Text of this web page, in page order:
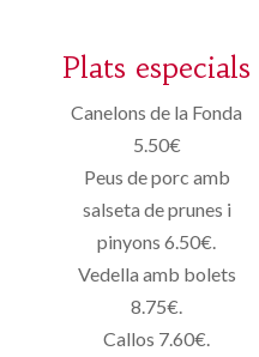
Plats especials
Canelons de la Fonda
5.50€
Peus de porc amb
salseta de prunes i
pinyons 6.50€.
Vedella amb bolets
8.75€.
Callos 7.60€.